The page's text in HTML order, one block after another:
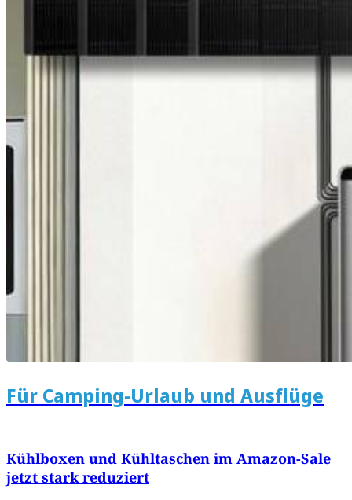
Für Camping-Urlaub und Ausflüge
Kühlboxen und Kühltaschen im Amazon-Sale
jetzt stark reduziert